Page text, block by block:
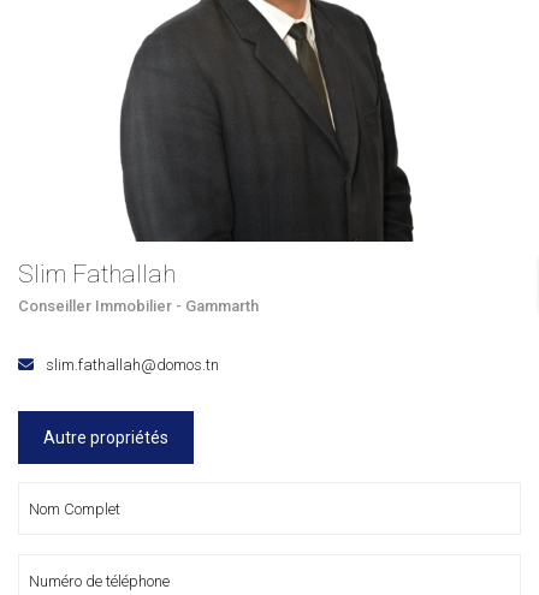
Slim Fathallah
Conseiller Immobilier - Gammarth
slim.fathallah@domos.tn
Autre propriétés